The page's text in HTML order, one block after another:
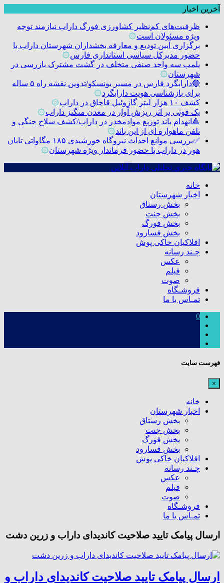
آخرین اخبار
ظرفیت‌های کم‌نظیر کشاورزی فورگ داراب نیازمند توجه
ویژه مسئولان است۞
برگزاری آیین تودیع و معارفه بخشداران شهرستان داراب با
حضور مدیرکل سیاسی استانداری فارس۞
پلمب سه واحد صنفی متخلف در گشت مشترک بازرسی در
شهرستان۞
🔴دارابگرد فارس در مسیر یونسکو/تدوین نقشه راه ۵ ساله
برای بازشناسی هویت دارابگرد۞
کشف ۱۰ هزار لیتر گازوئیل قاچاق در داراب
۞
یک فوتی بر اثر ریزش آوار در معدن منگنز داراب۞
🔺انهدام باند توزیع موادمخدر در داراب/کشف سلاح جنگی و
تلفن ماهواره ای از این باند۞
✅بررسی موانع احداث نیروگاه خورشیدی ۱۸۵ مگاواتی تابان
هور در داراب با حضور فرماندار ویژه شهرستان۞
خانه
اخبار شهرستان
بخش رستاق
بخش جنت
بخش فورگ
بخش فسارود
افلاکیان خاکی پوش
چـند رسانه
عکس
فیلم
صوت
فروشـگاه
تمـاس با ما
0
فهرست سایت
×
خانه
اخبار شهرستان
بخش رستاق
بخش جنت
بخش فورگ
بخش فسارود
افلاکیان خاکی پوش
چـند رسانه
عکس
فیلم
صوت
فروشـگاه
تمـاس با ما
ارسال پیامک تایید صلاحیت کاندیدای داراب و زرین دشت
ارسال پیامک تایید صلاحیت کاندیدای داراب و